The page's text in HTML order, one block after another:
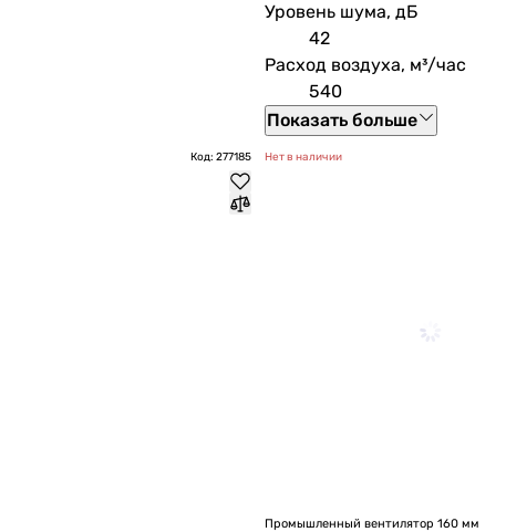
Уровень шума, дБ
42
Расход воздуха, м³/час
540
Показать больше
Код: 277185 Нет в наличии
Промышленный вентилятор 160 мм